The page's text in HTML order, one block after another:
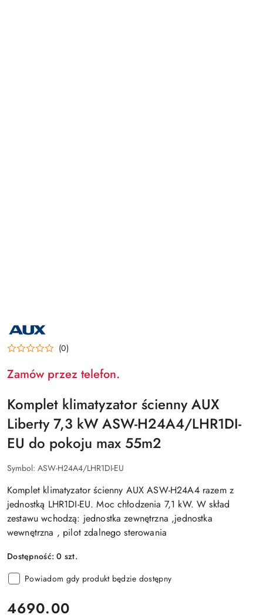
NAZWA
PRODUCENTA:
AUX
(0)
Zamów przez telefon.
Komplet klimatyzator ścienny AUX
Liberty 7,3 kW ASW-H24A4/LHR1DI-
EU do pokoju max 55m2
Symbol: ASW-H24A4/LHR1DI-EU
Komplet klimatyzator ścienny AUX ASW-H24A4 razem z
jednostką LHR1DI-EU. Moc chłodzenia 7,1 kW. W skład
zestawu wchodzą: jednostka zewnętrzna ,jednostka
wewnętrzna , pilot zdalnego sterowania
Dostępność:0 szt.
Powiadom gdy produkt będzie dostępny
cena:
4690.00